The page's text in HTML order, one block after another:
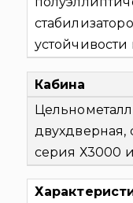
Кабина
серия Х3000